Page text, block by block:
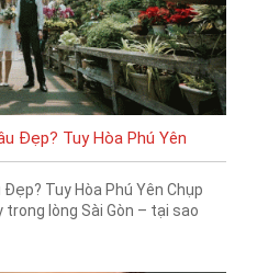
Đẹp? Tuy Hòa Phú Yên
Tuy Hòa Phú Yên Chụp
lòng Sài Gòn – tại sao